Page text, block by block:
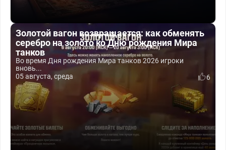
Золотой вагон возвращается: как обменять
серебро на золото ко Дню рождения Мира
танков
Во время Дня рождения Мира танков 2026 игроки
вновь...
05 августа, среда
6